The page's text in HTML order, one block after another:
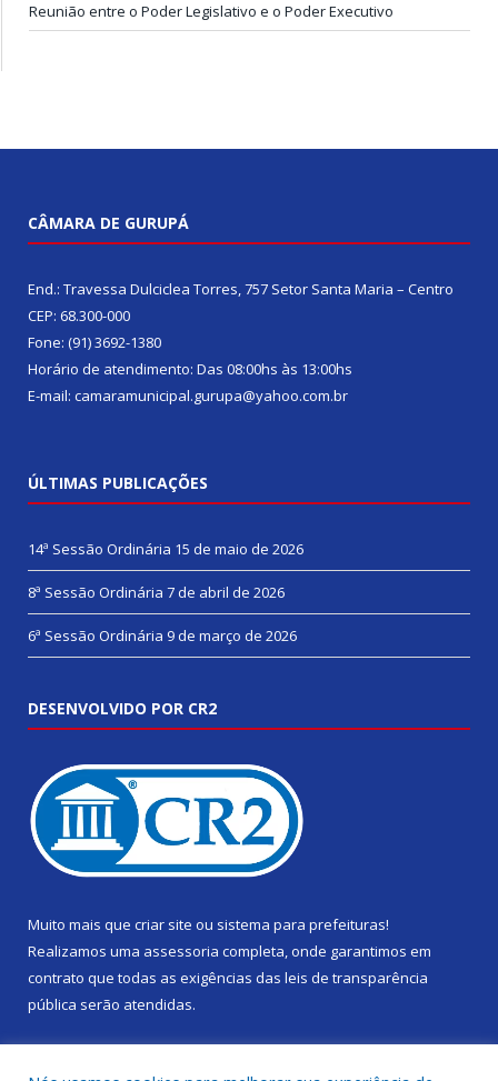
Reunião entre o Poder Legislativo e o Poder Executivo
CÂMARA DE GURUPÁ
End.: Travessa Dulciclea Torres, 757 Setor Santa Maria – Centro
CEP: 68.300-000
Fone: (91) 3692-1380
Horário de atendimento: Das 08:00hs às 13:00hs
E-mail: camaramunicipal.gurupa@yahoo.com.br
ÚLTIMAS PUBLICAÇÕES
14ª Sessão Ordinária 15 de maio de 2026
8ª Sessão Ordinária 7 de abril de 2026
6ª Sessão Ordinária 9 de março de 2026
DESENVOLVIDO POR CR2
Muito mais que criar site ou sistema para prefeituras!
Realizamos uma assessoria completa, onde garantimos em
contrato que todas as exigências das leis de transparência
pública serão atendidas.